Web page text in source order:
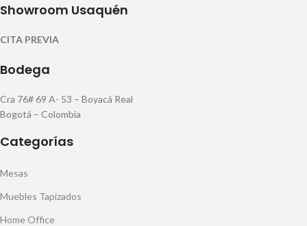
Showroom Usaquén
CITA PREVIA
Bodega
Cra 76# 69 A- 53 – Boyacá Real
Bogotá – Colombia
Categorías
Mesas
Muebles Tapizados
Home Office